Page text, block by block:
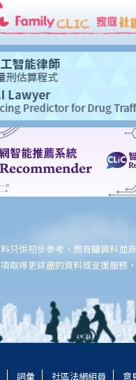
的單位出售或轉讓給一名家庭成
物業給我的丈夫/妻子，我應該簽
約所徵收的印花稅（釐印費）是
業」物業之印花稅繳付手續是否
遲繳交印花稅？
否應在土地註冊處註冊？費用是
律師費是多少？有關費用是否按
和正式賣買合約的條款有差異，
果
終止買賣合約或追討賠償？
買賣合約後但於交樓日之前，有
只供初步參考，而有關資料並
取得更詳盡的資料或支援服務
詞彙 社區法網組員 意